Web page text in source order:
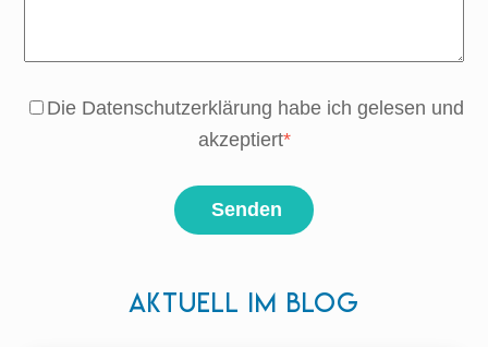
Die Datenschutzerklärung habe ich gelesen und
akzeptiert*
Senden
Aktuell im Blog